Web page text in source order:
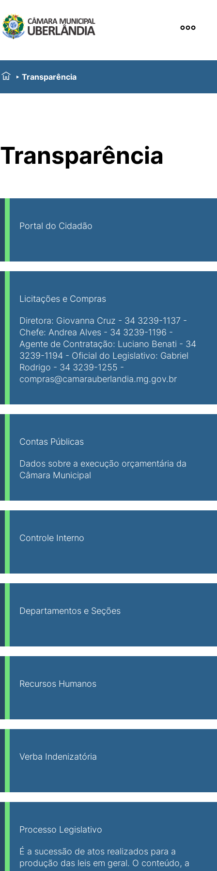
Transparência
Transparência
Portal do Cidadão
Licitações e Compras
Diretora: Giovanna Cruz - 34 3239-1137 -
Chefe: Andrea Alves - 34 3239-1196 -
Agente de Contratação: Luciano Benati - 34
3239-1194 - Oficial do Legislativo: Gabriel
Rodrigo - 34 3239-1255 -
compras@camarauberlandia.mg.gov.br
Contas Públicas
Dados sobre a execução orçamentária da
Câmara Municipal
Controle Interno
Departamentos e Seções
Recursos Humanos
Verba Indenizatória
Processo Legislativo
É a sucessão de atos realizados para a
produção das leis em geral. O conteúdo, a